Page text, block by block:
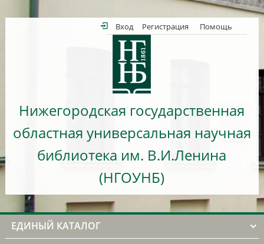
Вход Регистрация Помощь
Нижегородская государственная
областная универсальная научная
библиотека им. В.И.Ленина
(НГОУНБ)
ЕДИНЫЙ КАТАЛОГ